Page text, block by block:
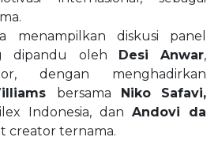
menampilkan diskusi panel
dipandu oleh Desi Anwar,
dengan menghadirkan
bersama Niko Safavi,
Indonesia, dan Andovi da
creator ternama.